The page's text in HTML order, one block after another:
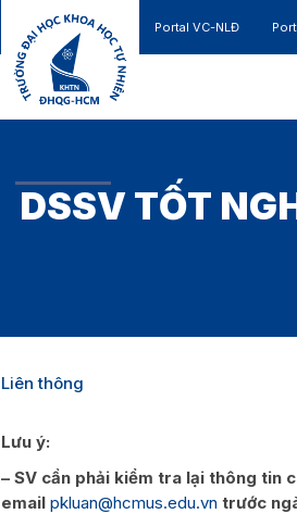
Portal VC-NLĐ
DSSV TỐT
Liên thông
Lưu ý:
– SV cần phải kiểm tra lại thông tin
email pkluan@hcmus.edu.vn trước